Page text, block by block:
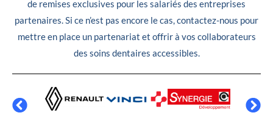
de remises exclusives pour les salariés des entreprises
partenaires. Si ce n’est pas encore le cas, contactez-nous pour
mettre en place un partenariat et offrir à vos collaborateurs
des soins dentaires accessibles.